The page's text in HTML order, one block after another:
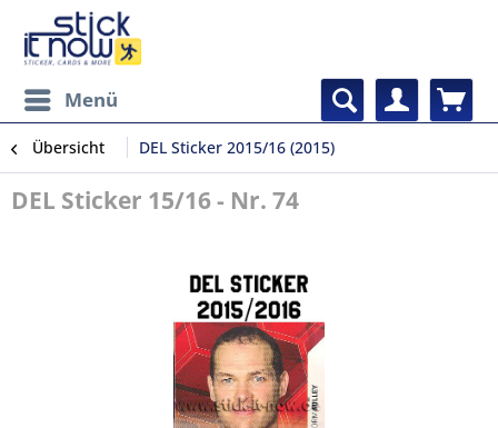
Menü
Übersicht DEL Sticker 2015/16 (2015)
DEL Sticker 15/16 - Nr. 74